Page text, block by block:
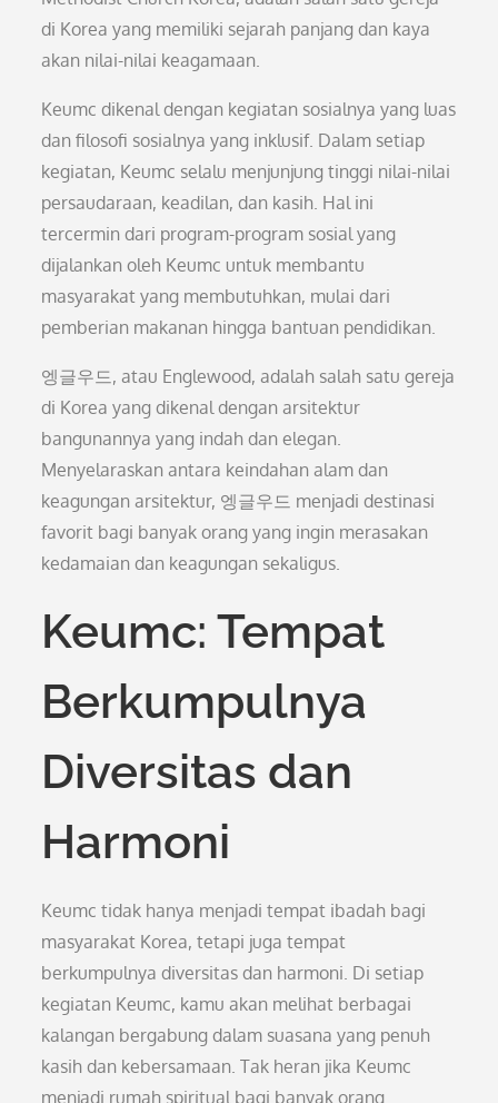
di Korea yang memiliki sejarah panjang dan kaya
akan nilai-nilai keagamaan.
Keumc dikenal dengan kegiatan sosialnya yang luas
dan filosofi sosialnya yang inklusif. Dalam setiap
kegiatan, Keumc selalu menjunjung tinggi nilai-nilai
persaudaraan, keadilan, dan kasih. Hal ini
tercermin dari program-program sosial yang
dijalankan oleh Keumc untuk membantu
masyarakat yang membutuhkan, mulai dari
pemberian makanan hingga bantuan pendidikan.
엥글우드, atau Englewood, adalah salah satu gereja
di Korea yang dikenal dengan arsitektur
bangunannya yang indah dan elegan.
Menyelaraskan antara keindahan alam dan
keagungan arsitektur, 엥글우드 menjadi destinasi
favorit bagi banyak orang yang ingin merasakan
kedamaian dan keagungan sekaligus.
Keumc: Tempat
Berkumpulnya
Diversitas dan
Harmoni
Keumc tidak hanya menjadi tempat ibadah bagi
masyarakat Korea, tetapi juga tempat
berkumpulnya diversitas dan harmoni. Di setiap
kegiatan Keumc, kamu akan melihat berbagai
kalangan bergabung dalam suasana yang penuh
kasih dan kebersamaan. Tak heran jika Keumc
menjadi rumah spiritual bagi banyak orang.